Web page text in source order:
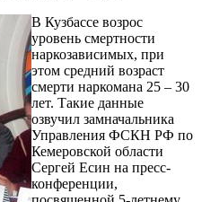
В Кузбассе возрос
уровень смертности
наркозависимых, при
этом средний возраст
смерти наркомана 25 – 30
лет. Такие данные
озвучил замначальника
Управления ФСКН РФ по
Кемеровской области
Сергей Есин на пресс-
конференции,